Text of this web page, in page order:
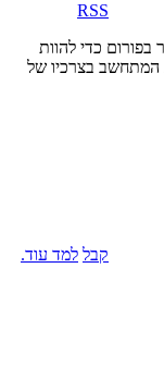
RSS
כדי להוות
המתחשב בצרכיו של
קבל למד עוד.